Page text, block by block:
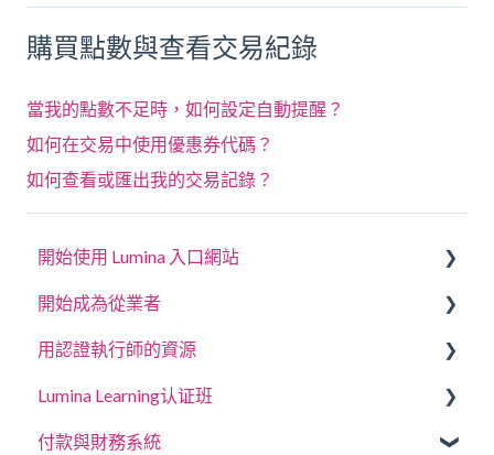
購買點數與查看交易紀錄
當我的點數不足時，如何設定自動提醒？
如何在交易中使用優惠券代碼？
如何查看或匯出我的交易記錄？
開始使用 Lumina 入口網站
回答問卷或完成任務
登入您的帳戶
您的肖像
更新帳戶設定
開始成為從業者
建立專案、邀請參與者和存取肖像
管理專案設定
管理您的執業醫師個人資料設定
用認證執行師的資源
教練與工作坊指南
Lumina Learning认证班
線上學習入口網站 (LLXP)
付款與財務系統